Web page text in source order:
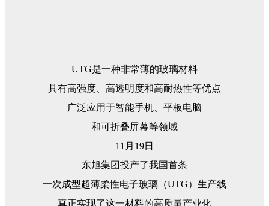
UTG是一种非常薄的玻璃材料
具有高强度、高透明度和高耐热性等优点
广泛应用于智能手机、平板电脑
和可折叠屏幕等领域
11月19日
东旭集团投产了我国首条
一次成型超薄柔性电子玻璃（UTG）生产线
真正实现了这一材料的高质量产业化